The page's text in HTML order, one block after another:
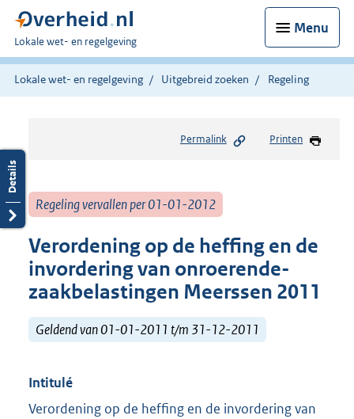
Menu
U
bent
hier:
Lokale wet- en regelgeving
Lokale wet- en regelgeving Uitgebreid zoeken Regeling
Permalink Printen
Regeling vervallen per 01-01-2012
Verordening op de heffing en de
invordering van onroerende-
zaakbelastingen Meerssen 2011
Geldend van 01-01-2011 t/m 31-12-2011
Intitulé
Verordening op de heffing en de invordering van